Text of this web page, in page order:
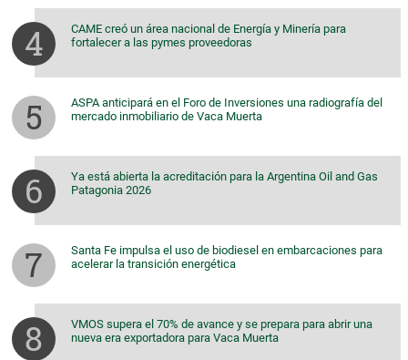
CAME creó un área nacional de Energía y Minería para
fortalecer a las pymes proveedoras
ASPA anticipará en el Foro de Inversiones una radiografía del
mercado inmobiliario de Vaca Muerta
Ya está abierta la acreditación para la Argentina Oil and Gas
Patagonia 2026
Santa Fe impulsa el uso de biodiesel en embarcaciones para
acelerar la transición energética
VMOS supera el 70% de avance y se prepara para abrir una
nueva era exportadora para Vaca Muerta